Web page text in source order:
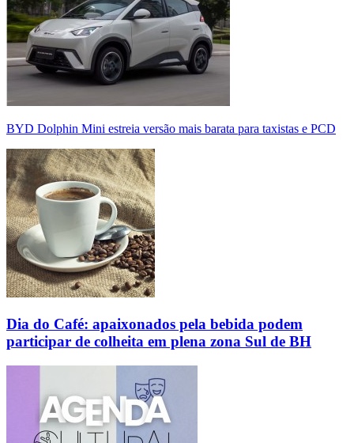
BYD Dolphin Mini estreia versão mais barata para taxistas e PCD
Dia do Café: apaixonados pela bebida podem
participar de colheita em plena zona Sul de BH